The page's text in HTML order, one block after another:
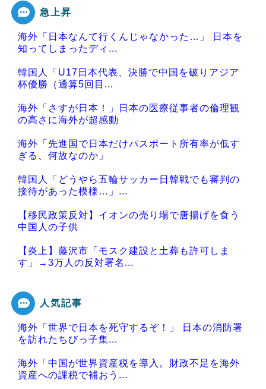
急上昇
海外「日本なんて行くんじゃなかった…」 日本を
知ってしまったディ...
韓国人「U17日本代表、決勝で中国を破りアジア
杯優勝（通算5回目...
海外「さすが日本！」日本の医療従事者の倫理観
の高さに海外が超感動
海外「先進国で日本だけパスポート所有率が低す
ぎる、何故なのか」
韓国人「どうやら五輪サッカー日韓戦でも審判の
接待があった模様…」...
【移民政策反対】イオンの売り場で唐揚げを食う
中国人の子供
【炎上】藤沢市「モスク建設と土葬も許可しま
す」→3万人の反対署名...
Powered by livedoor 相互RSS
人気記事
海外「世界で日本を死守するぞ！」 日本の消防署
を訪れたちびっ子集...
海外「中国が世界資産税を導入。財政不足を海外
資産への課税で補おう...